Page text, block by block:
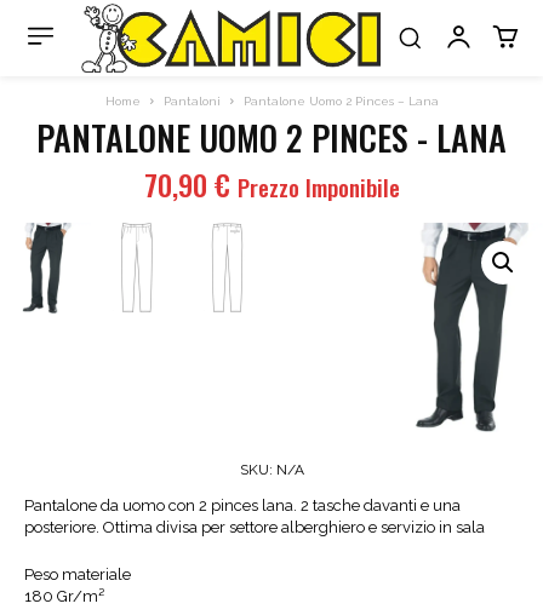
Home Pantaloni Pantalone Uomo 2 Pinces – Lana
PANTALONE UOMO 2 PINCES - LANA
70,90€ Prezzo Imponibile
SKU: N/A
Pantalone da uomo con 2 pinces lana. 2 tasche davanti e una
posteriore. Ottima divisa per settore alberghiero e servizio in sala
Peso materiale
180 Gr/m²